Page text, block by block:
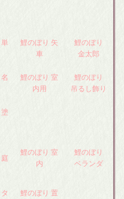
鯉のぼり 矢
車
鯉のぼり
金太郎
鯉のぼり 室
内用
鯉のぼり
吊るし飾り
鯉のぼり 室
内
鯉のぼり
ベランダ
鯉のぼり 置